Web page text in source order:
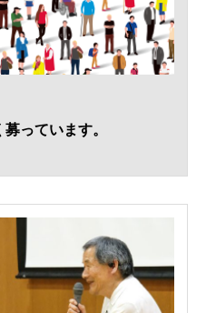
っています。